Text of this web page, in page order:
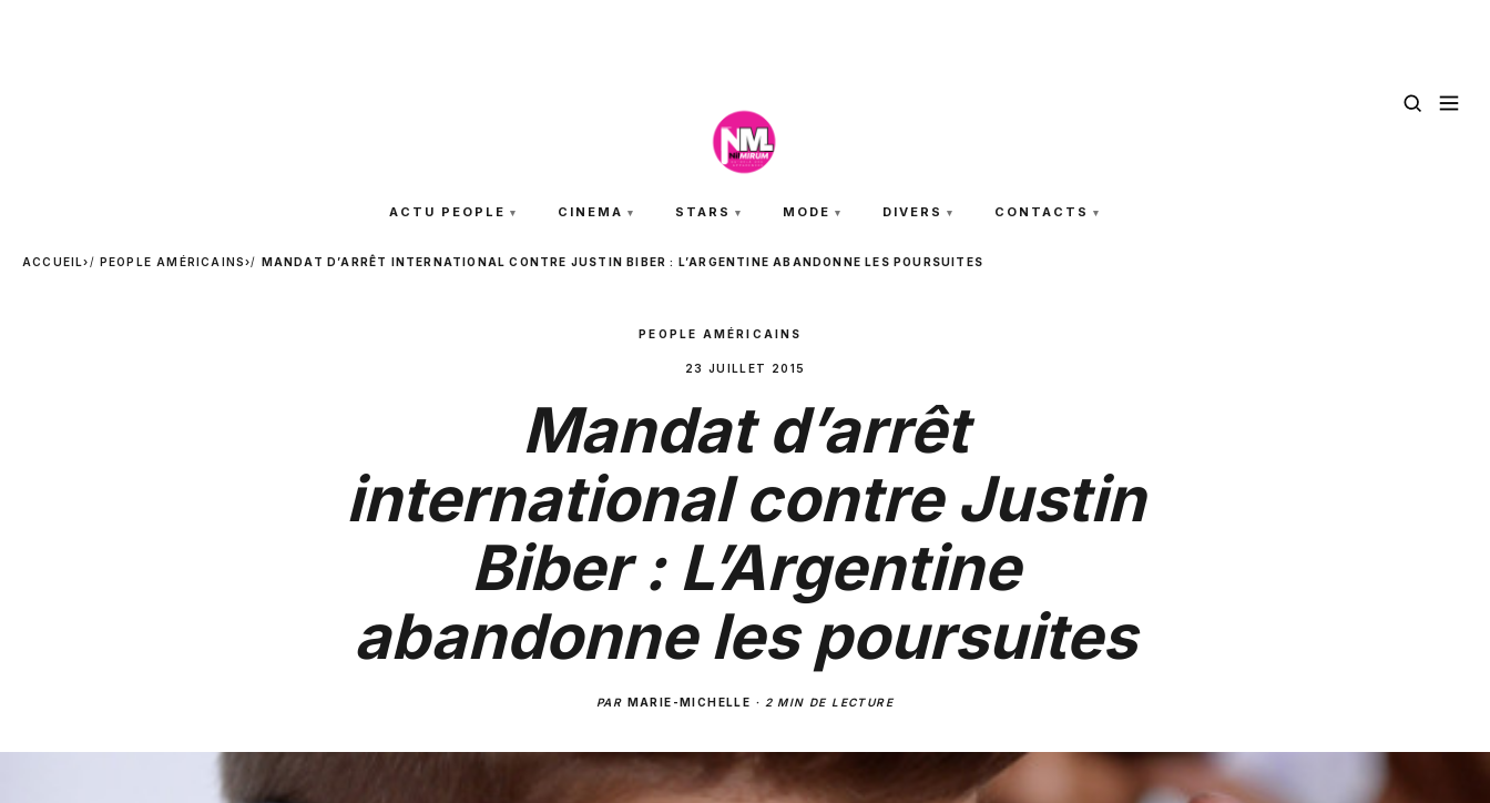
ACTU PEOPLE CINEMA STARS MODE DIVERS CONTACTS
ACCUEIL› PEOPLE AMÉRICAINS› MANDAT D’ARRÊT INTERNATIONAL CONTRE JUSTIN BIBER : L’ARGENTINE ABANDONNE LES POURSUITES
PEOPLE AMÉRICAINS
23 JUILLET 2015
Mandat d’arrêt
international contre Justin
Biber : L’Argentine
abandonne les poursuites
PAR MARIE-MICHELLE · 2 MIN DE LECTURE